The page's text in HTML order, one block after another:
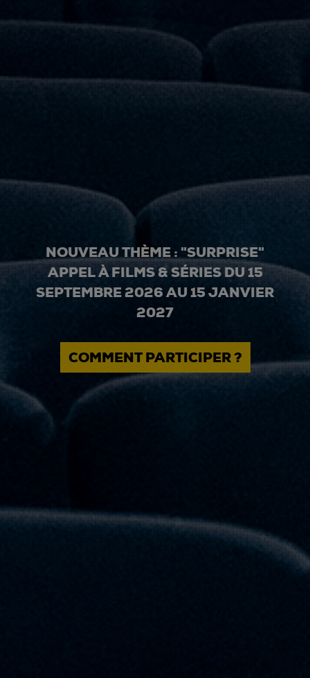
NOUVEAU THÈME : "SURPRISE"
APPEL À FILMS & SÉRIES DU 15
SEPTEMBRE 2026 AU 15 JANVIER
2027
COMMENT PARTICIPER ?